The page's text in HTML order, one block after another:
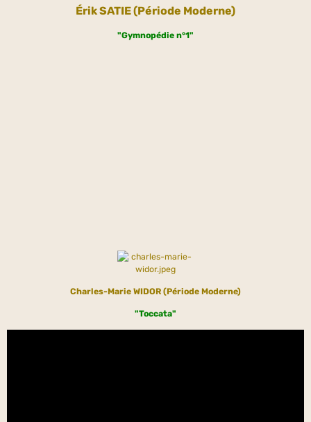
ÉrikSATIE (Période Moderne)
"Gymnopédie n°1"
Charles-Marie WIDOR (Période Moderne)
"Toccata"